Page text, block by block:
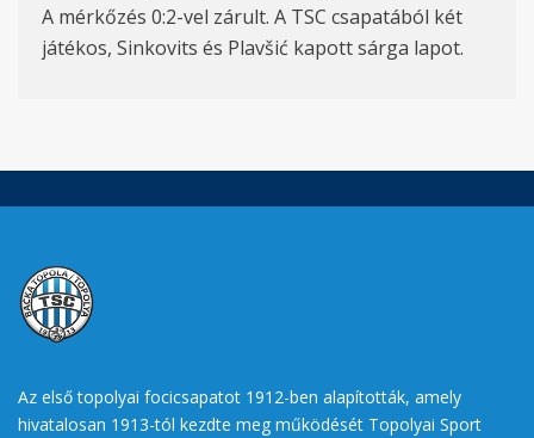
A mérkőzés 0:2-vel zárult. A TSC csapatából két
játékos, Sinkovits és Plavšić kapott sárga lapot.
Az első topolyai focicsapatot 1912-ben alapították, amely
hivatalosan 1913-tól kezdte meg működését Topolyai Sport